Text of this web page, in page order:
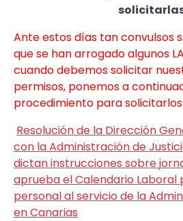
Ante estos días tan convulsos
que se han arrogado algunos
cuando debemos solicitar
permisos, ponemos a
procedimiento para solicitarlos.
Resolución de la Dirección
con la Administración de
dictan instrucciones sobre
aprueba el Calendario Laboral
personal al servicio de la
en Canarias